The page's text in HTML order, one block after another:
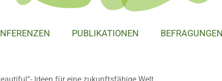
PUBLIKATIONEN BEFRAGUNGEN